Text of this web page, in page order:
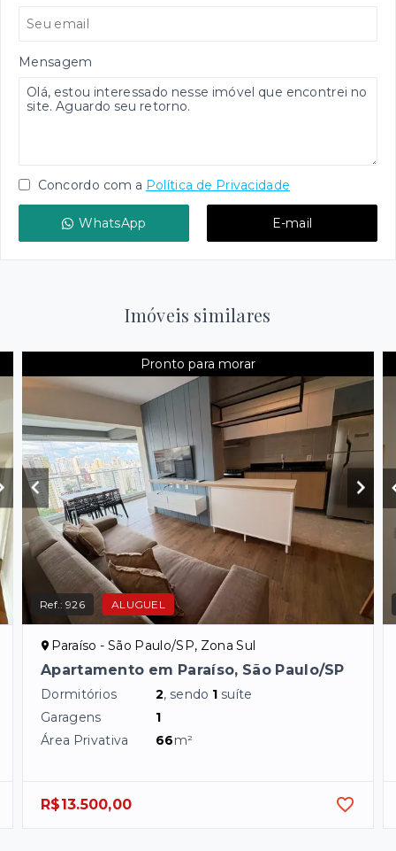
Mensagem
Concordo com a Política de Privacidade
WhatsApp E-mail
Imóveis similares
Pronto para morar
Ref.:926 ALUGUEL
Paraíso - São Paulo/SP, Zona Sul
Apartamento em Paraíso, São Paulo/SP
Dormitórios 2, sendo 1 suíte
Garagens
1
Área Privativa
66m²
R$13.500,00